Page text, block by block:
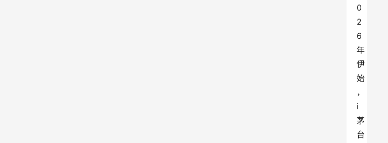
0
2
6
年
伊
始
，
i
茅
台